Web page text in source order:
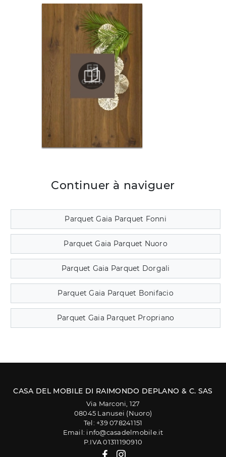
Continuer à naviguer
Parquet Gaia Parquet Fonni
Parquet Gaia Parquet Nuoro
Parquet Gaia Parquet Dorgali
Parquet Gaia Parquet Bonifacio
Parquet Gaia Parquet Propriano
CASA DEL MOBILE DI RAIMONDO DEPLANO & C. SAS
Via Marconi, 127
08045 Lanusei (Nuoro)
Tel: +39 078241151
Email: info@casadelmobile.it
P.IVA 01311190910